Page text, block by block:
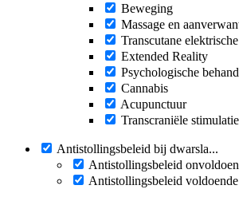
Beweging
Massage en
Transcutane
Extended Reality
Psychologische
Cannabis
Acupunctuur
Transcraniële stimulatie
Antistollingsbeleid bij dwarsla...
Antistollingsbeleid
Antistollingsbeleid